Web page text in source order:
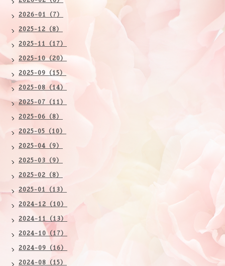
2026-01（7）
2025-12（8）
2025-11（17）
2025-10（20）
2025-09（15）
2025-08（14）
2025-07（11）
2025-06（8）
2025-05（10）
2025-04（9）
2025-03（9）
2025-02（8）
2025-01（13）
2024-12（10）
2024-11（13）
2024-10（17）
2024-09（16）
2024-08（15）